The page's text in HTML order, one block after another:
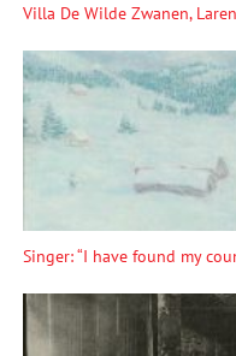
Villa De Wilde Zwanen, Laren
Singer: “I have found my